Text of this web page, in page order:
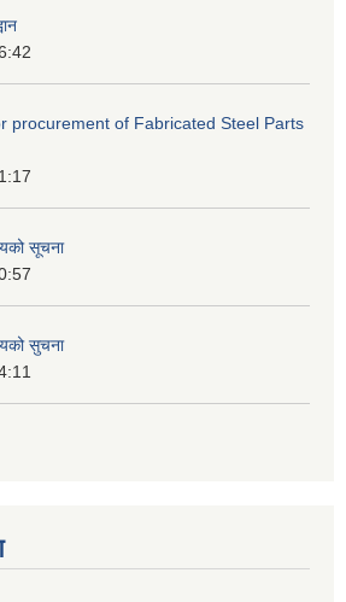
procurement of Fabricated Steel Parts
सूचना
सुचना